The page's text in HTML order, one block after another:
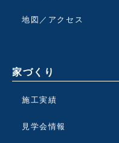
地図／アクセス
家づくり
施工実績
見学会情報